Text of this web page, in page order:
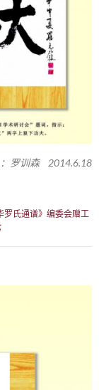
罗训森 2014.6.18
罗氏通谱》编委会赠工